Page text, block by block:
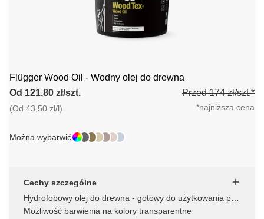
Flügger Wood Oil - Wodny olej do drewna
Od 121,80 zł/szt.
(Od 43,50 zł/l)
Przed 174 zł/szt.*
*najniższa cena
Można wybarwić
Cechy szczególne
Hydrofobowy olej do drewna - gotowy do użytkowania po
24 godzinach
Możliwość barwienia na kolory transparentne